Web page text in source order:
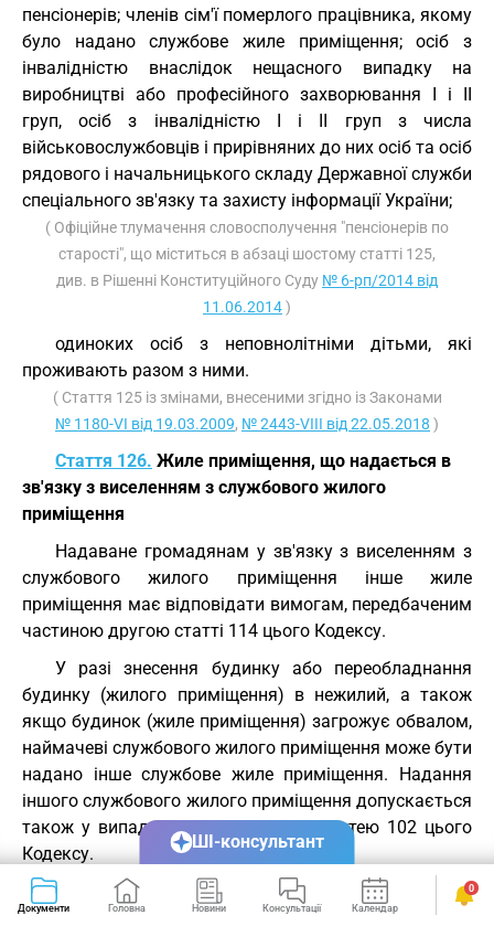
пенсіонерів; членів сім'ї померлого працівника, якому
було надано службове жиле приміщення; осіб з
інвалідністю внаслідок нещасного випадку на
виробництві або професійного захворювання I і II
груп, осіб з інвалідністю I і II груп з числа
військовослужбовців і прирівняних до них осіб та осіб
рядового і начальницького складу Державної служби
спеціального зв'язку та захисту інформації України;
( Офіційне тлумачення словосполучення "пенсіонерів по
старості", що міститься в абзаці шостому статті 125,
див. в Рішенні Конституційного Суду № 6-рп/2014 від
11.06.2014)
одиноких осіб з неповнолітніми дітьми, які
проживають разом з ними.
( Стаття 125 із змінами, внесеними згідно із Законами
№ 1180-VI від 19.03.2009, № 2443-VIII від 22.05.2018 )
Стаття 126. Жиле приміщення, що надається в
зв'язку з виселенням з службового жилого
приміщення
Надаване громадянам у зв'язку з виселенням з
службового жилого приміщення інше жиле
приміщення має відповідати вимогам, передбаченим
частиною другою статті 114 цього Кодексу.
У разі знесення будинку або переобладнання
будинку (жилого приміщення) в нежилий, а також
якщо будинок (жиле приміщення) загрожує обвалом,
наймачеві службового жилого приміщення може бути
надано інше службове жиле приміщення. Надання
іншого службового жилого приміщення допускається
також у випадках, передбачених статтею 102 цього
Кодексу.
Стаття 126-1.
Надання народним депутатам
України службових жилих приміщень і користування
Документи Головна Новини Консультації Календар Сервіси
0
ШІ-консультант